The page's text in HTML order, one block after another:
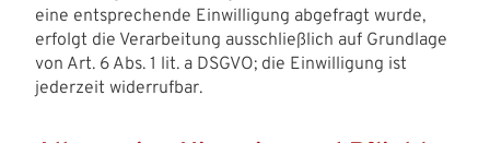
eine entsprechende Einwilligung abgefragt wurde,
erfolgt die Verarbeitung ausschließlich auf Grundlage
von Art. 6 Abs. 1 lit. a DSGVO; die Einwilligung ist
jederzeit widerrufbar.